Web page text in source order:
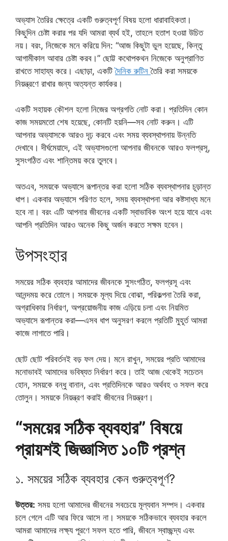
অভ্যাস তৈরির ক্ষেত্রে একটি গুরুত্বপূর্ণ বিষয় হলো ধারাবাহিকতা।
কিছুদিন চেষ্টা করার পর যদি আমরা ব্যর্থ হই, তাহলে হতাশ হওয়া উচিত
নয়। বরং, নিজেকে মনে করিয়ে দিন: “আজ কিছুটা ভুল হয়েছে, কিন্তু
আগামীকাল আবার চেষ্টা করব।” ছোট্ট কথোপকথন নিজেকে অনুপ্রাণিত
রাখতে সাহায্য করে। এছাড়া, একটিদৈনিক রুটিনতৈরি করা সময়কে
নিয়ন্ত্রণে রাখার জন্য অত্যন্ত কার্যকর।
একটি সহায়ক কৌশল হলো নিজের অগ্রগতি নোট করা। প্রতিদিন কোন
কাজ সময়মতো শেষ হয়েছে, কোনটি হয়নি—সব নোট করুন। এটি
আপনার অভ্যাসকে আরও দৃঢ় করবে এবং সময় ব্যবস্থাপনায় উন্নতি
দেখাবে। দীর্ঘমেয়াদে, এই অভ্যাসগুলো আপনার জীবনকে আরও ফলপ্রসূ,
সুসংগঠিত এবং শান্তিময় করে তুলবে।
অতএব, সময়কে অভ্যাসে রূপান্তর করা হলো সঠিক ব্যবস্থাপনার চূড়ান্ত
ধাপ। একবার অভ্যাসে পরিণত হলে, সময় ব্যবস্থাপনা আর কষ্টসাধ্য মনে
হবে না। বরং এটি আপনার জীবনের একটি স্বাভাবিক অংশ হয়ে যাবে এবং
আপনি প্রতিদিন আরও অনেক কিছু অর্জন করতে সক্ষম হবেন।
উপসংহার
সময়ের সঠিক ব্যবহার আমাদের জীবনকে সুসংগঠিত, ফলপ্রসূ এবং
আনন্দময় করে তোলে। সময়কে মূল্য দিয়ে বোঝা, পরিকল্পনা তৈরি করা,
অগ্রাধিকার নির্ধারণ, অপ্রয়োজনীয় কাজ এড়িয়ে চলা এবং নিয়মিত
অভ্যাসে রূপান্তর করা—এসব ধাপ অনুসরণ করলে প্রতিটি মুহূর্ত আমরা
কাজে লাগাতে পারি।
ছোট ছোট পরিবর্তনই বড় ফল দেয়। মনে রাখুন, সময়ের প্রতি আমাদের
মনোভাবই আমাদের ভবিষ্যত নির্ধারণ করে। তাই আজ থেকেই সচেতন
হোন, সময়কে বন্ধু বানান, এবং প্রতিদিনকে আরও অর্থবহ ও সফল করে
তোলুন। সময়কে নিয়ন্ত্রণ করাই জীবনের নিয়ন্ত্রণ।
“সময়ের সঠিক ব্যবহার” বিষয়ে
প্রায়শই জিজ্ঞাসিত ১০টি প্রশ্ন
১. সময়ের সঠিক ব্যবহার কেন গুরুত্বপূর্ণ?
উত্তর: সময় হলো আমাদের জীবনের সবচেয়ে মূল্যবান সম্পদ। একবার
চলে গেলে এটি আর ফিরে আসে না। সময়কে সঠিকভাবে ব্যবহার করলে
আমরা আমাদের লক্ষ্য পূরণে সফল হতে পারি, জীবনে স্বাচ্ছন্দ্য এবং